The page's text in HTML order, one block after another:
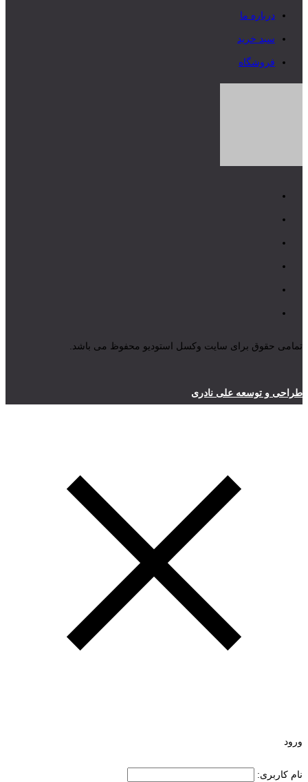
درباره ما
سبد خرید
فروشگاه
تمامی حقوق برای سایت وکسل استودیو محفوظ می باشد.
طراحی و توسعه علی نادری
ورود
نام کاربری: